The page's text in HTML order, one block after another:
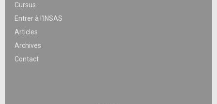
Cursus
Entrer à l’INSAS
Articles
Archives
Contact